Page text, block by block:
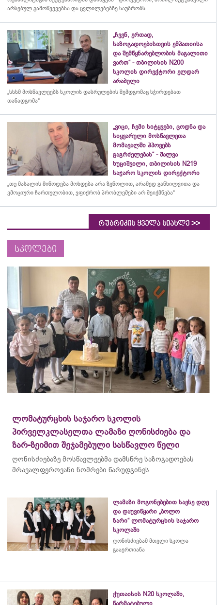
არსებულ გამოწვევებსა და ცვლილებებზე საუბრობს
„ჩვენ, ერთად,
საზოგადოებისთვის ემპათიისა
და შემწყნარებლობის მაგალითი
ვართ“ - თბილისის N200
სკოლის დირექტორი ელდარ
არაბული
„სსსმ მოსწავლეებს სკოლის დასრულების შემდგომაც სჭირდებათ
თანადგომა“
„ვიცი, ჩემი სიტყვები, ცოდნა და
სიყვარული მოსწავლეთა
მომავალში ჰპოვებს
გაგრძელებას“ - შალვა
ხუციშვილი, თბილისის N219
საჯარო სკოლის დირექტორი
„თუ მასალის მიწოდება მოხდება არა ზეწოლით, არამედ განხილვითა და
ემოციური ჩართულობით, ვფიქრობ პრობლემები არ შეიქმნება“
რუბრიკის ყველა სიახლე >>
სკოლები
ლომატურცხის საჯარო სკოლის
პირველკლასელთა ლამაზი ღონისძიება და
ზარ-ზეიმით შეჯამებული სასწავლო წელი
ღონისძიებაზე მოსწავლეებმა დამსწრე საზოგადოებას
მრავალფეროვანი ნომრები წარუდგინეს
ლამაზი მოგონებებით სავსე დღე
და დაუვიწყარი „ბოლო
ზარი“ ლომატურცხის საჯარო
სკოლაში
ღონისძიებამ მთელი სკოლა
გააერთიანა
ქუთაისის N20 სკოლაში,
წარმატებული